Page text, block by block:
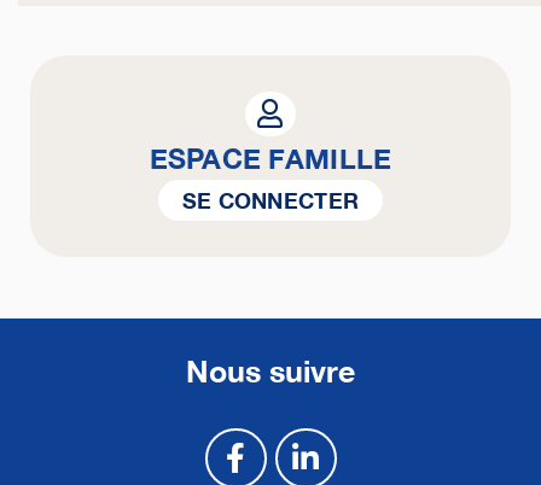
ESPACE FAMILLE
SE CONNECTER
Nous suivre